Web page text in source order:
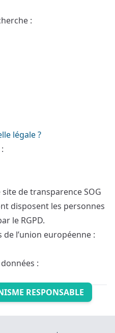
:
légale ?
de transparence SOG
disposent les personnes
le RGPD.
l’union européenne :
:
RESPONSABLE